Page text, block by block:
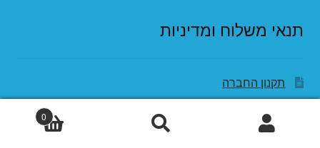
תנאי משלוח ומדיניות
תקנון החברה
מדיניות פרטיות
0